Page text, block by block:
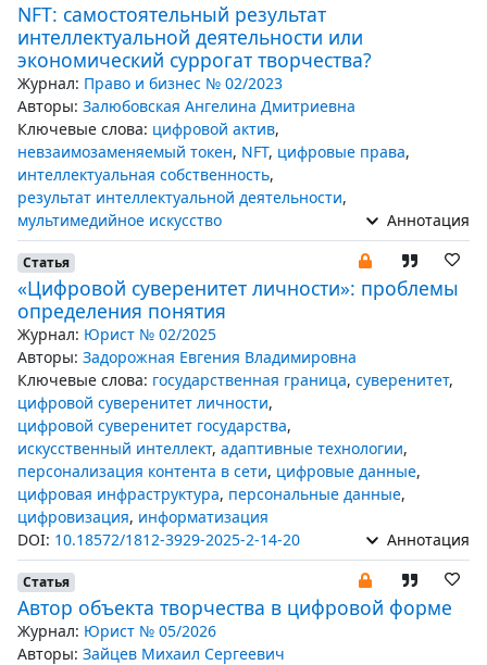
NFT: самостоятельный результат
интеллектуальной деятельности или
экономический суррогат творчества?
Журнал: Право и бизнес № 02/2023
Авторы: Залюбовская Ангелина Дмитриевна
Ключевые слова: цифровой актив,
невзаимозаменяемый токен, NFT, цифровые права,
интеллектуальная собственность,
результат интеллектуальной деятельности,
мультимедийное искусство
Аннотация
Статья
«Цифровой суверенитет личности»: проблемы
определения понятия
Журнал: Юрист № 02/2025
Авторы: Задорожная Евгения Владимировна
Ключевые слова: государственная граница, суверенитет,
цифровой суверенитет личности,
цифровой суверенитет государства,
искусственный интеллект, адаптивные технологии,
персонализация контента в сети, цифровые данные,
цифровая инфраструктура, персональные данные,
цифровизация, информатизация
DOI: 10.18572/1812-3929-2025-2-14-20 Аннотация
Статья
Автор объекта творчества в цифровой форме
Журнал: Юрист № 05/2026
Авторы: Зайцев Михаил Сергеевич